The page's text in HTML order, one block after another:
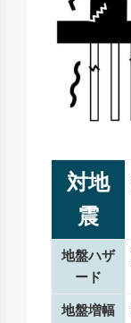
対地
震
地盤ハザ
ード
地盤増幅